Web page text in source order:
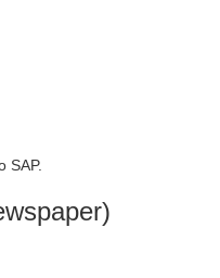
SAP.